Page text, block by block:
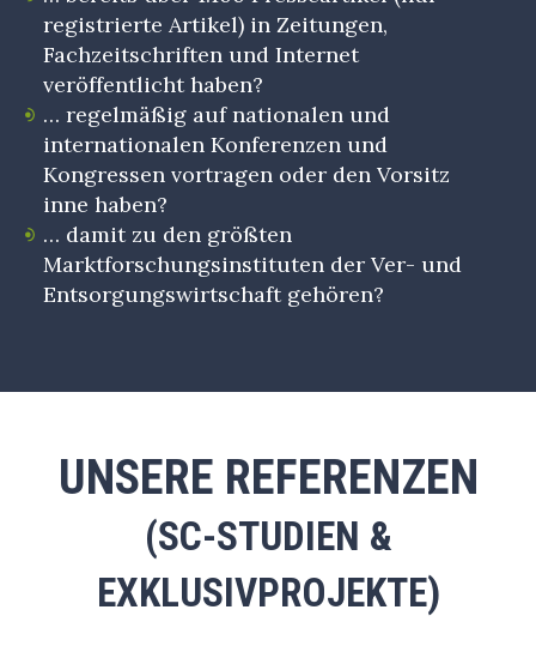
registrierte Artikel) in Zeitungen,
Fachzeitschriften und Internet
veröffentlicht haben?
… regelmäßig auf nationalen und
internationalen Konferenzen und
Kongressen vortragen oder den Vorsitz
inne haben?
… damit zu den größten
Marktforschungsinstituten der Ver- und
Entsorgungswirtschaft gehören?
UNSERE REFERENZEN
(SC-STUDIEN &
EXKLUSIVPROJEKTE)